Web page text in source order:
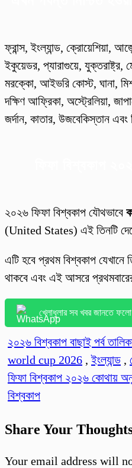
ফ্রান্স, ইংল্যান্ড, ক্রোয়েশিয়া,
ইকুয়েডর, প্যারাগুয়ে, যুক্তরাষ্ট্র,
মরক্কো, আইভরি কোস্ট, ঘানা,
দক্ষিণ আফ্রিকা, অস্ট্রেলিয়া,
জর্দান, কাতার, উজবেকিস্তান এবং
২০২৬ ফিফা বিশ্বকাপ যৌথভাবে
(United States) এই তিনটি
এটি হবে প্রথম বিশ্বকাপ
থাকবে এবং এই আসরে
খেলাধুলার সব খবর জানতে
২০২৬ বিশ্বকাপ বাছাই পর্ব
world cup 2026 ,ইংল্যান্ড ,
ফিফা বিশ্বকাপ ২০২৬ কোথায়
বিশ্বকাপ
Share Your
Your email address will